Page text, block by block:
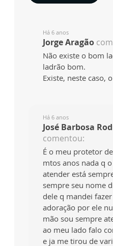
Há 6 anos
Jorge Aragão
Não existe o bom
ladrão bom.
Existe, neste caso,
Há 6 anos
José Barbosa
comentou:
É o meu protetor
mtos anos nada q
atender está
sempre seu nome
dele q mandei
adoração por ele
mão sou sempre
ao meu lado falo
e ja me tirou de